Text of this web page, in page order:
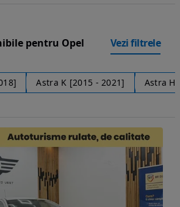
pentru Opel Vezi filtrele
Astra K [2015 - 2021] Astra H